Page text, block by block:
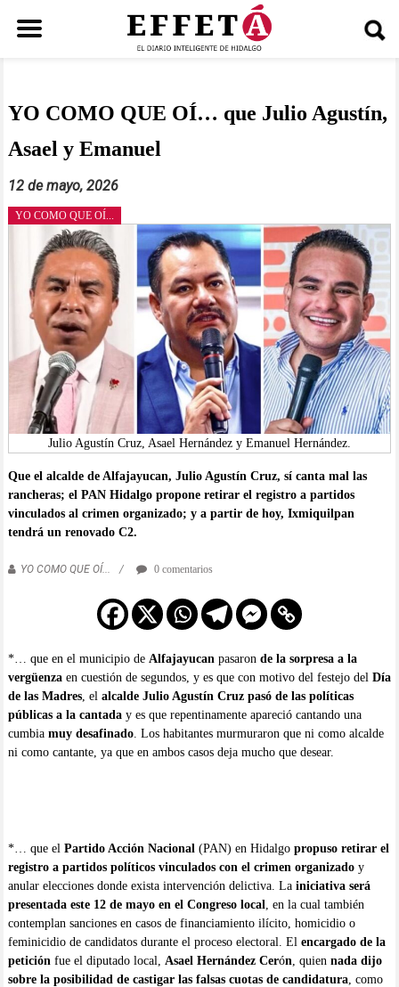
contenido
YO COMO QUE OÍ… que Julio Agustín,
Asael y Emanuel
12 de mayo, 2026
Julio Agustín Cruz, Asael Hernández y Emanuel Hernández.
YO COMO QUE OÍ...
Que el alcalde de Alfajayucan, Julio Agustín Cruz, sí canta mal las
rancheras; el PAN Hidalgo propone retirar el registro a partidos
vinculados al crimen organizado; y a partir de hoy, Ixmiquilpan
tendrá un renovado C2.
YO COMO QUE OÍ... 0 comentarios
*… que en el municipio de Alfajayucan pasaron de la sorpresa a la
vergüenza en cuestión de segundos, y es que con motivo del festejo del Día
de las Madres, el alcalde Julio Agustín Cruz pasó de las políticas
públicas a la cantaday es que repentinamente apareció cantando una
cumbia muy desafinado. Los habitantes murmuraron que ni como alcalde
ni como cantante, ya que en ambos casos deja mucho que desear.
*… que el Partido Acción Nacional (PAN) en Hidalgo propuso retirar el
registro a partidos políticos vinculados con el crimen organizadoy
anular elecciones donde exista intervención delictiva. La iniciativa será
presentada este 12 de mayo en el Congreso local
, en la cual también
contemplan sanciones en casos de financiamiento ilícito, homicidio o
feminicidio de candidatos durante el proceso electoral. El encargado de la
petición fue el diputado local, Asael Hernández Cerón , quien nada dijo
sobre la posibilidad de castigar las falsas cuotas de candidatura, como